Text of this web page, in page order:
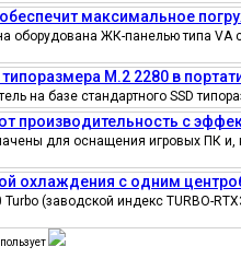
максимальное
оборудована ЖК-панелью типа
M.2 2280 в
на базе стандартного SSD
производительность с
для оснащения игровых ПК
охлаждения с одним
(заводской индекс TURBO-